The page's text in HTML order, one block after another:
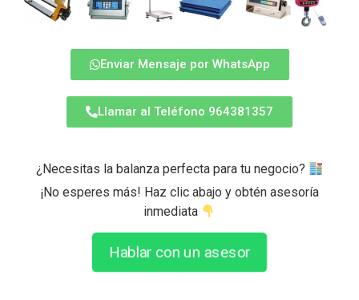
Enviar Mensaje por WhatsApp
Llamar al Teléfono 964381357
¿Necesitas la balanza perfecta para tu negocio?
¡No esperes más! Haz clic abajo y obtén asesoría
inmediata
Hablar con un asesor